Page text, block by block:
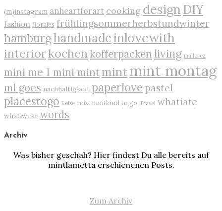
(m)instagram anheartforart cooking designDIY
fashion florales frühlingsommerherbstundwinter
hamburghandmadeinlovewith
interiorkochenkofferpackenliving mallorca
mini me I mini mintmintmint montag
ml goes nachhaltigkeit paperlove pastel
placestogo Reise reisenmitkind to go Travel whatiate
whatiwear words
Archiv
Was bisher geschah? Hier findest Du alle bereits auf
mintlametta erschienenen Posts.
Zum Archiv